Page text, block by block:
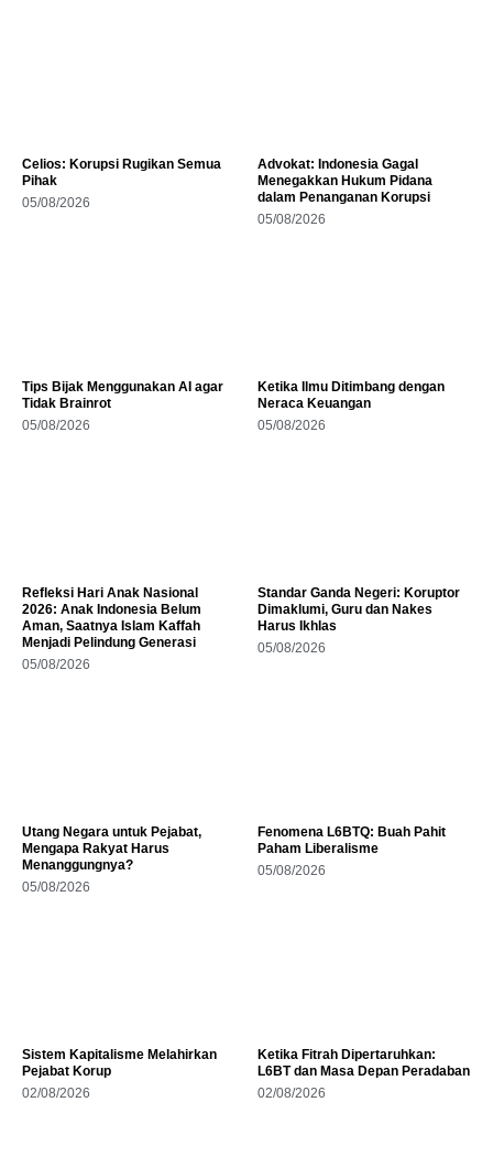
Celios: Korupsi Rugikan Semua
Pihak
05/08/2026
Advokat: Indonesia Gagal
Menegakkan Hukum Pidana
dalam Penanganan Korupsi
05/08/2026
Tips Bijak Menggunakan AI agar
Tidak Brainrot
05/08/2026
Ketika Ilmu Ditimbang dengan
Neraca Keuangan
05/08/2026
Refleksi Hari Anak Nasional
2026: Anak Indonesia Belum
Aman, Saatnya Islam Kaffah
Menjadi Pelindung Generasi
05/08/2026
Standar Ganda Negeri: Koruptor
Dimaklumi, Guru dan Nakes
Harus Ikhlas
05/08/2026
Utang Negara untuk Pejabat,
Mengapa Rakyat Harus
Menanggungnya?
05/08/2026
Fenomena L6BTQ: Buah Pahit
Paham Liberalisme
05/08/2026
Sistem Kapitalisme Melahirkan
Pejabat Korup
02/08/2026
Ketika Fitrah Dipertaruhkan:
L6BT dan Masa Depan Peradaban
02/08/2026